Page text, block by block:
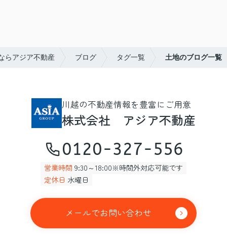
らアジア不動産 ブログ タグ一覧 土地のブログ一覧
川越の不動産情報を豊富にご用意
株式会社 アジア不動産
0120-327-556
営業時間 9:30～18:00※時間外対応可能です
定休日 水曜日
メールでお問い合わせ